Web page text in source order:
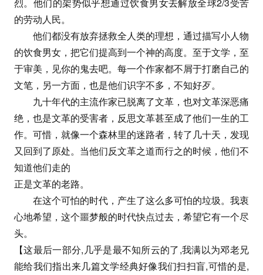
的劳动人民。
他们都没有放弃拯救全人类的理想，通过描写小人物
的饮食男女，把它们提高到一个神的高度。至于文学，至
于审美，见你的鬼去吧。每一个作家都不屑于打磨自己的
文笔，另一方面，也是他们识字不多，不知好歹。
九十年代的主流作家已脱离了文革，也对文革深恶痛
绝，也是文革的受害者，反思文革甚至成了他们一生的工
作。可惜，就像一个森林里的迷路者，转了几十天，发现
又回到了原处。当他们反文革之道而行之的时候，他们不
知道他们走的
正是文革的老路。
在这个可怕的时代，产生了这么多可怕的垃圾。我衷
心地希望，这个噩梦般的时代快点过去，希望它有一个尽
头。
【这最后一部分,几乎是最不知所云的了,我满以为邓老兄
能给我们指出来几篇文学经典好像我们扫扫盲,可惜的是,